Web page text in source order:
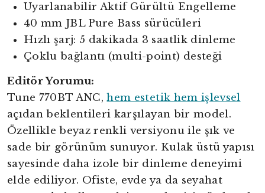
Uyarlanabilir Aktif Gürültü Engelleme
40 mm JBL Pure Bass sürücüleri
Hızlı şarj: 5 dakikada 3 saatlik dinleme
Çoklu bağlantı (multi-point) desteği
Editör Yorumu:
Tune 770BT ANC,hem estetik hem işlevsel
açıdan beklentileri karşılayan bir model.
Özellikle beyaz renkli versiyonu ile şık ve
sade bir görünüm sunuyor. Kulak üstü yapısı
sayesinde daha izole bir dinleme deneyimi
elde ediliyor. Ofiste, evde ya da seyahat